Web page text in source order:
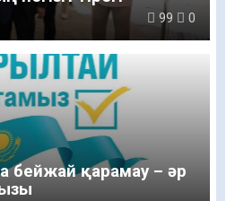
99 0
бейжай қарамау – әр